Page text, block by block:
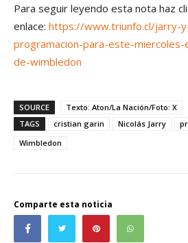
Para seguir leyendo esta nota haz
enlace: https://www.triunfo.cl/jarry-
programacion-para-este-miercoles-
de-wimbledon
SOURCE
Texto: Aton/La Nación/Foto: X
TAGS
cristian garin Nicolás Jarry
Wimbledon
Comparte esta noticia